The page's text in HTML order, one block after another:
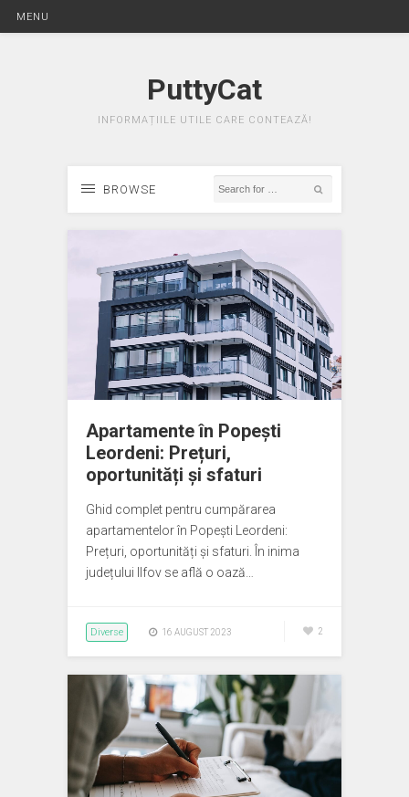
MENU
PuttyCat
INFORMAȚIILE UTILE CARE CONTEAZĂ!
BROWSE
Apartamente în Popești
Leordeni: Prețuri,
oportunități și sfaturi
Ghid complet pentru cumpărarea
apartamentelor în Popești Leordeni:
Prețuri, oportunități și sfaturi. În inima
județului Ilfov se află o oază…
Diverse 16 AUGUST 2023 2